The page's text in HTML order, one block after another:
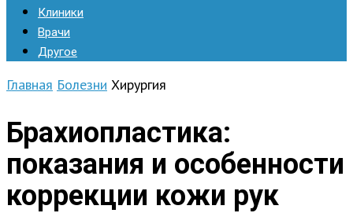
Клиники
Врачи
Другое
Главная Болезни Хирургия
Брахиопластика:
показания и особенности
коррекции кожи рук